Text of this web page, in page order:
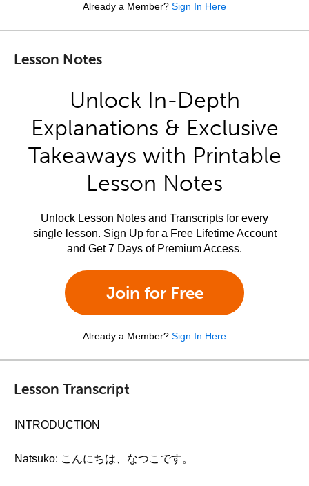
Already a Member? Sign In Here
Lesson Notes
Unlock In-Depth
Explanations & Exclusive
Takeaways with Printable
Lesson Notes
Unlock Lesson Notes and Transcripts for every
single lesson. Sign Up for a Free Lifetime Account
and Get 7 Days of Premium Access.
Join for Free
Already a Member? Sign In Here
Lesson Transcript
INTRODUCTION
Natsuko: こんにちは、なつこです。